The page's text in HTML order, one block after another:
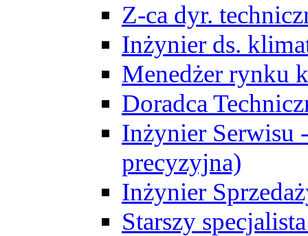
Z-ca dyr.
Inżynier ds.
Menedżer rynku
Doradca
Inżynier Serwisu
precyzyjna)
Inżynier
Starszy